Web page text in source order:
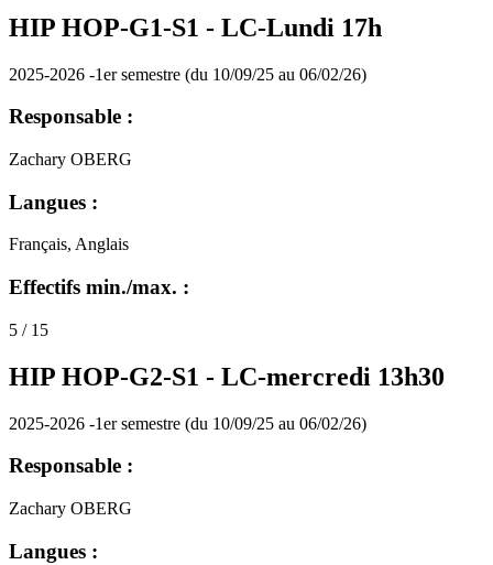
HIP HOP-G1-S1 - LC-Lundi 17h
2025-2026 -1er semestre (du 10/09/25 au 06/02/26)
Responsable :
Zachary OBERG
Langues :
Français, Anglais
Effectifs min./max. :
5 / 15
HIP HOP-G2-S1 - LC-mercredi 13h30
2025-2026 -1er semestre (du 10/09/25 au 06/02/26)
Responsable :
Zachary OBERG
Langues :